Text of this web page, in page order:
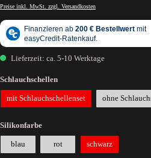
Preise inkl. MwSt. zzgl. Versandkosten
Lieferzeit: ca. 5-10 Werktage
Schlauchschellen
mit Schlauchschellenset ohne
Silikonfarbe
blau rot schwarz